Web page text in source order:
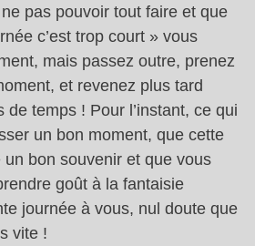
pas pouvoir tout faire et que
c’est trop court » vous
mais passez outre, prenez
et revenez plus tard
de temps ! Pour l’instant, ce qui
un bon moment, que cette
bon souvenir et que vous
goût à la fantaisie
journée à vous, nul doute que
vite !